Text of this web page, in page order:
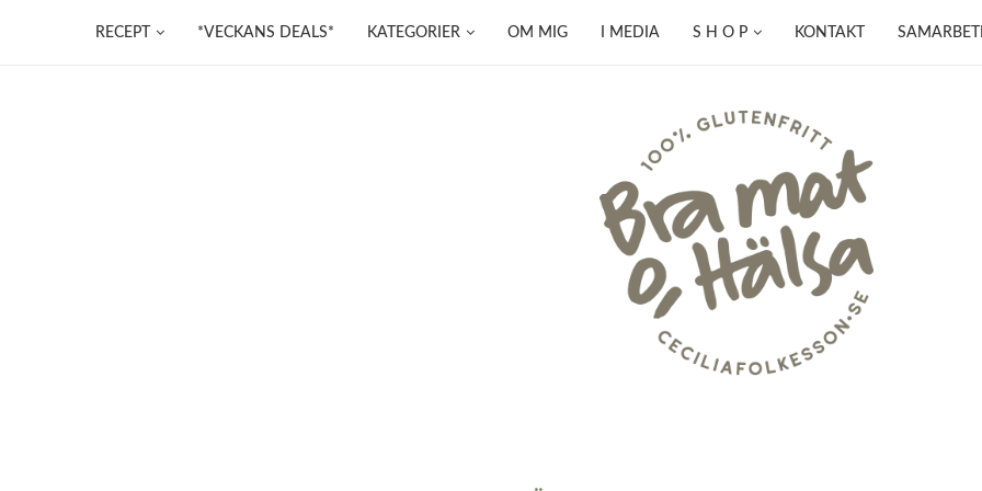
RECEPT *VECKANS DEALS* KATEGORIER OM MIG I MEDIA S H O P KONTAKT